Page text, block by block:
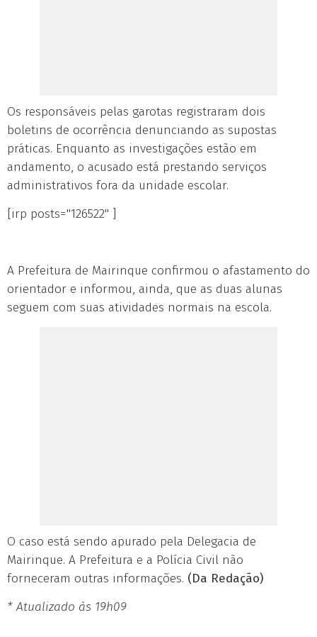
Os responsáveis pelas garotas registraram dois
boletins de ocorrência denunciando as supostas
práticas. Enquanto as investigações estão em
andamento, o acusado está prestando serviços
administrativos fora da unidade escolar.
[irp posts="126522" ]
A Prefeitura de Mairinque confirmou o afastamento do
orientador e informou, ainda, que as duas alunas
seguem com suas atividades normais na escola.
O caso está sendo apurado pela Delegacia de
Mairinque. A Prefeitura e a Polícia Civil não
forneceram outras informações. (Da Redação)
* Atualizado às 19h09